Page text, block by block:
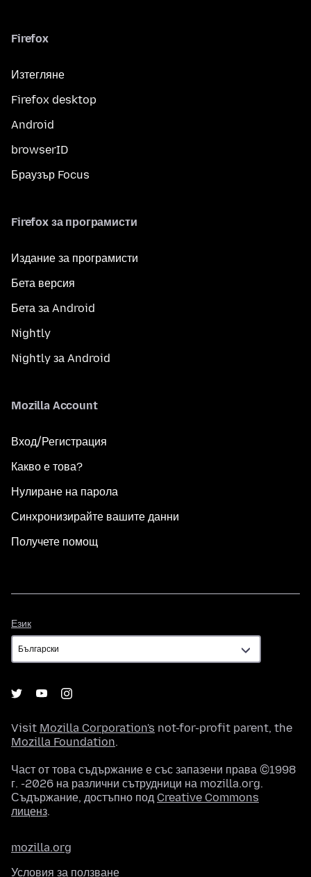
Firefox
Изтегляне
Firefox desktop
Android
browserID
Браузър Focus
Firefox за програмисти
Издание за програмисти
Бета версия
Бета за Android
Nightly
Nightly за Android
Mozilla Account
Вход/Регистрация
Какво е това?
Нулиране на парола
Синхронизирайте вашите данни
Получете помощ
Език
Visit Mozilla Corporation's not-for-profit parent, the
Mozilla Foundation.
Част от това съдържание е със запазени права ©1998
г. -2026 на различни сътрудници на mozilla.org.
Съдържание, достъпно под Creative Commons
лиценз.
mozilla.org
Условия за ползване